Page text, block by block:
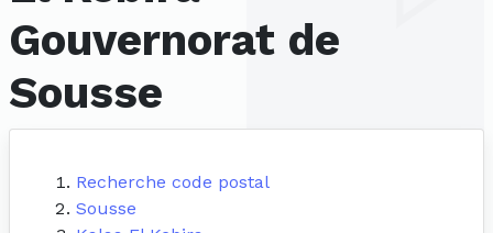
Gouvernorat de
Sousse
Recherche code postal
Sousse